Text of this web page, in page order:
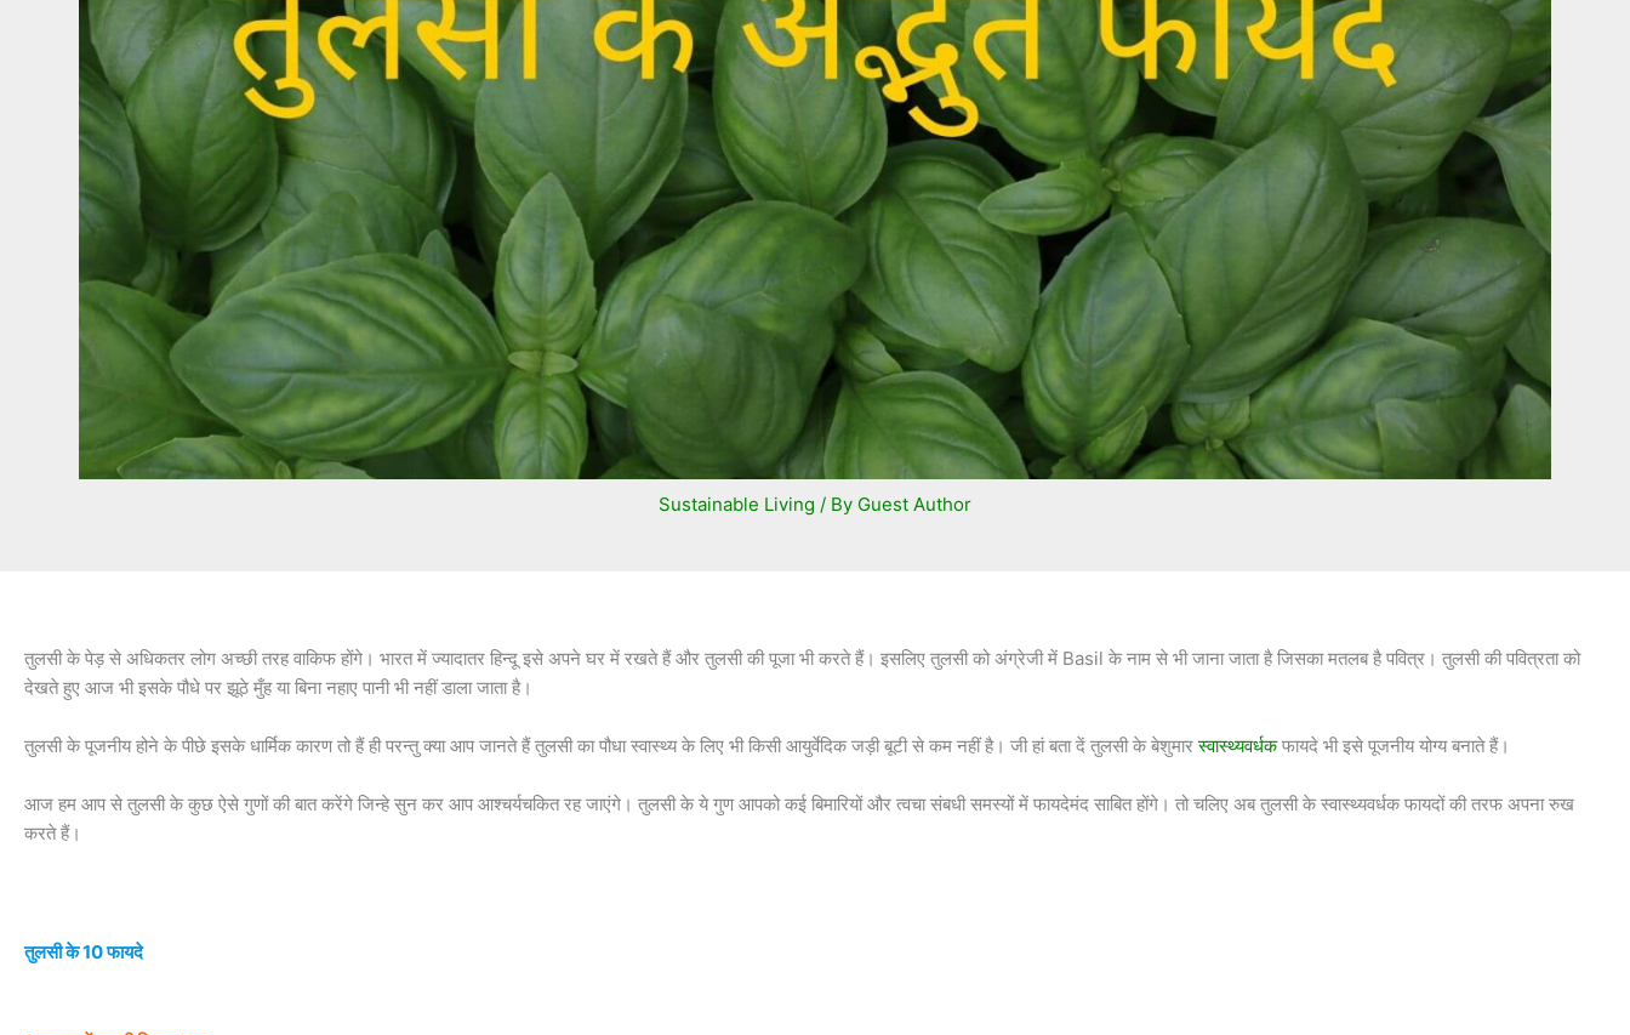
Sustainable Living / By Guest Author
तुलसी के पेड़ से अधिकतर लोग अच्छी तरह वाकिफ होंगे। भारत में ज्यादातर हिन्दू इसे अपने घर में रखते हैं और तुलसी की पूजा भी करते हैं। इसलिए तुलसी को अंग्रेजी में Basil के नाम से भी जाना जाता है जिसका मतलब है पवित्र। तुलसी की पवित्रता को
देखते हुए आज भी इसके पौधे पर झूठे मुँह या बिना नहाए पानी भी नहीं डाला जाता है।
तुलसी के पूजनीय होने के पीछे इसके धार्मिक कारण तो हैं ही परन्तु क्या आप जानते हैं तुलसी का पौधा स्वास्थ्य के लिए भी किसी आयुर्वेदिक जड़ी बूटी से कम नहीं है। जी हां बता दें तुलसी के बेशुमारस्वास्थ्यवर्धकफायदे भी इसे पूजनीय योग्य बनाते हैं।
आज हम आप से तुलसी के कुछ ऐसे गुणों की बात करेंगे जिन्हे सुन कर आप आश्चर्यचकित रह जाएंगे। तुलसी के ये गुण आपको कई बिमारियों और त्वचा संबधी समस्यों में फायदेमंद साबित होंगे। तो चलिए अब तुलसी के स्वास्थ्यवर्धक फायदों की तरफ अपना रुख
करते हैं।
तुलसी के 10 फायदे